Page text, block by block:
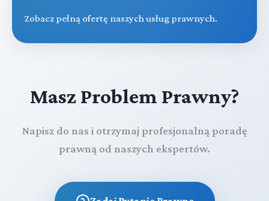
Zobacz pełną ofertę naszych usług prawnych.
Masz Problem Prawny?
Napisz do nas i otrzymaj profesjonalną poradę
prawną od naszych ekspertów.